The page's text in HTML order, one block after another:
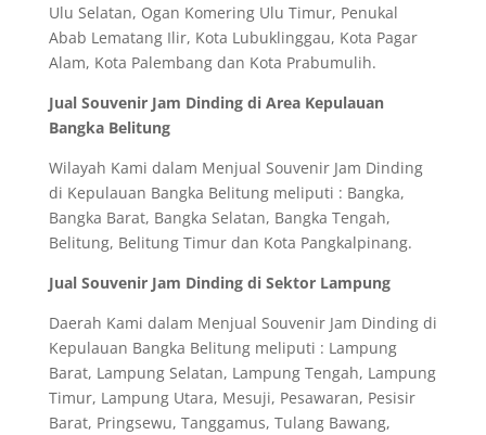
Ulu Selatan, Ogan Komering Ulu Timur, Penukal
Abab Lematang Ilir, Kota Lubuklinggau, Kota Pagar
Alam, Kota Palembang dan Kota Prabumulih.
Jual Souvenir Jam Dinding di Area Kepulauan
Bangka Belitung
Wilayah Kami dalam Menjual Souvenir Jam Dinding
di Kepulauan Bangka Belitung meliputi : Bangka,
Bangka Barat, Bangka Selatan, Bangka Tengah,
Belitung, Belitung Timur dan Kota Pangkalpinang.
Jual Souvenir Jam Dinding di Sektor Lampung
Daerah Kami dalam Menjual Souvenir Jam Dinding di
Kepulauan Bangka Belitung meliputi : Lampung
Barat, Lampung Selatan, Lampung Tengah, Lampung
Timur, Lampung Utara, Mesuji, Pesawaran, Pesisir
Barat, Pringsewu, Tanggamus, Tulang Bawang,